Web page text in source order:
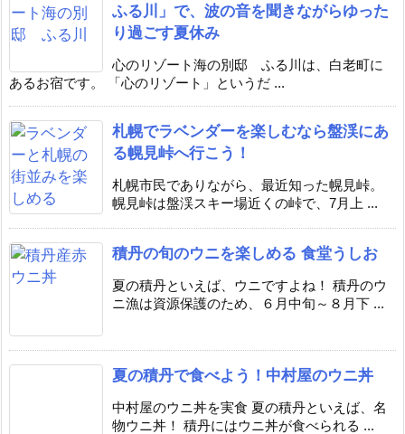
ふる川」で、波の音を聞きながらゆった
り過ごす夏休み
心のリゾート海の別邸 ふる川は、白老町に
あるお宿です。 「心のリゾート」というだ ...
札幌でラベンダーを楽しむなら盤渓にあ
る幌見峠へ行こう！
札幌市民でありながら、最近知った幌見峠。
幌見峠は盤渓スキー場近くの峠で、7月上 ...
積丹の旬のウニを楽しめる 食堂うしお
夏の積丹といえば、ウニですよね！ 積丹のウ
ニ漁は資源保護のため、６月中旬～８月下 ...
夏の積丹で食べよう！中村屋のウニ丼
中村屋のウニ丼を実食 夏の積丹といえば、名
物ウニ丼！ 積丹にはウニ丼が食べられる ...